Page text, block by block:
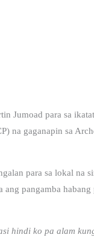
Jumoad para sa
na gaganapin sa
para sa lokal na
pangamba habang
hindi ko pa alam